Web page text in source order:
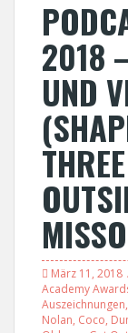
2018
UND
März 11, 2018
Academy
Auszeichnungen,
Nolan, Coco,